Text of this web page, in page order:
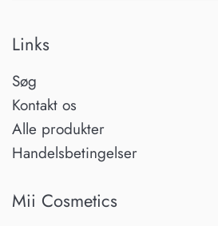
Links
Søg
Kontakt os
Alle produkter
Handelsbetingelser
Mii Cosmetics